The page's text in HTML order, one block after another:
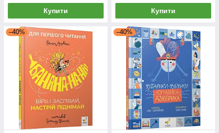
Купити Купити
–40% –40%